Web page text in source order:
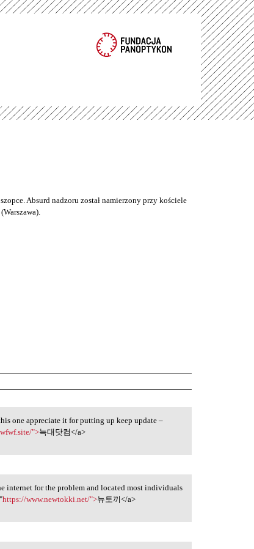
Absurd nadzoru został namierzony przy kościele
one appreciate it for putting up keep update –
">늑대닷컴</a>
internet for the problem and located most individuals
https://www.newtokki.net/">뉴토끼</a>